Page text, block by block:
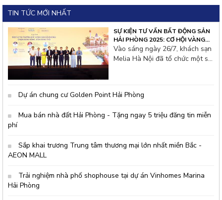
TIN TỨC MỚI NHẤT
SỰ KIỆN TƯ VẤN BẤT ĐỘNG SẢN
HẢI PHÒNG 2025: CƠ HỘI VÀNG
CHO NHÀ ĐẦU TƯ THỦ ĐÔ
Vào sáng ngày 26/7, khách sạn
Melia Hà Nội đã tổ chức một sự
Không khí hội thảo tại đây rất
Dự án chung cư Golden Point Hải Phòng
Mua bán nhà đất Hải Phòng - Tặng ngay 5 triệu đăng tin miễn
phí
Sắp khai trương Trung tâm thương mại lớn nhất miền Bắc -
AEON MALL
Trải nghiệm nhà phố shophouse tại dự án Vinhomes Marina
Hải Phòng